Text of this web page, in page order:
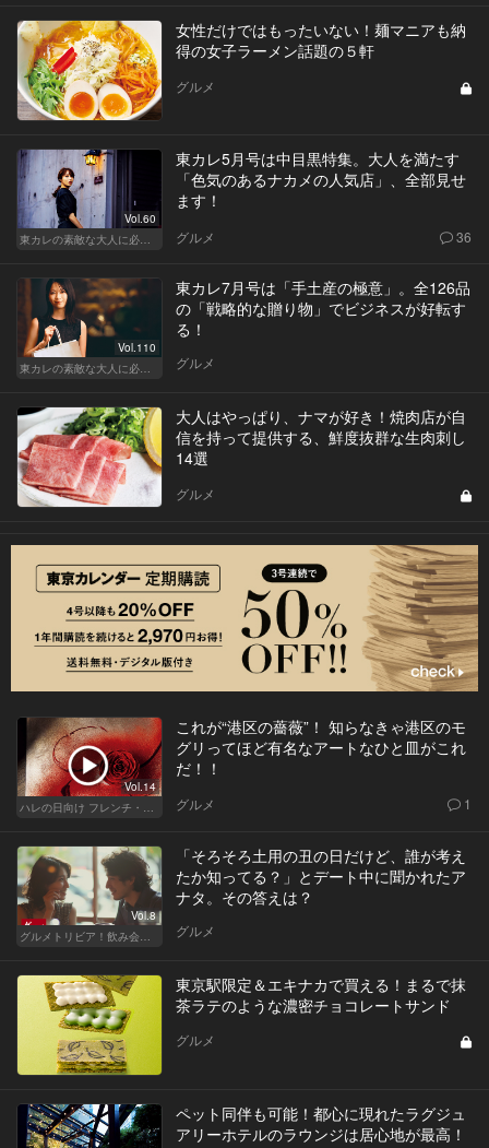
女性だけではもったいない！麺マニアも納
得の女子ラーメン話題の５軒
グルメ
Vol.60
東カレの素敵な大人に必要なこと
東カレ5月号は中目黒特集。大人を満たす
「色気のあるナカメの人気店」、全部見せ
ます！
グルメ 36
Vol.110
東カレの素敵な大人に必要なこと
東カレ7月号は「手土産の極意」。全126品
の「戦略的な贈り物」でビジネスが好転す
る！
グルメ
大人はやっぱり、ナマが好き！焼肉店が自
信を持って提供する、鮮度抜群な生肉刺し
14選
グルメ
Vol.14
ハレの日向け フレンチ・高級店
これが“港区の薔薇”！ 知らなきゃ港区のモ
グリってほど有名なアートなひと皿がこれ
だ！！
グルメ 1
Vol.8
グルメトリビア！飲み会やデートで会話のネタになるQ＆A
「そろそろ土用の丑の日だけど、誰が考え
たか知ってる？」とデート中に聞かれたア
ナタ。その答えは？
グルメ
東京駅限定＆エキナカで買える！まるで抹
茶ラテのような濃密チョコレートサンド
グルメ
ペット同伴も可能！都心に現れたラグジュ
アリーホテルのラウンジは居心地が最高！